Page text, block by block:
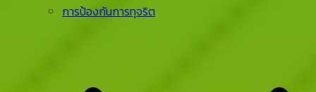
การป้องกันการทุจริต